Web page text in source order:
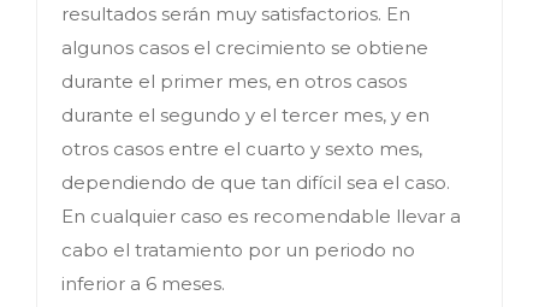
resultados serán muy satisfactorios. En
algunos casos el crecimiento se obtiene
durante el primer mes, en otros casos
durante el segundo y el tercer mes, y en
otros casos entre el cuarto y sexto mes,
dependiendo de que tan difícil sea el caso.
En cualquier caso es recomendable llevar a
cabo el tratamiento por un periodo no
inferior a 6 meses.